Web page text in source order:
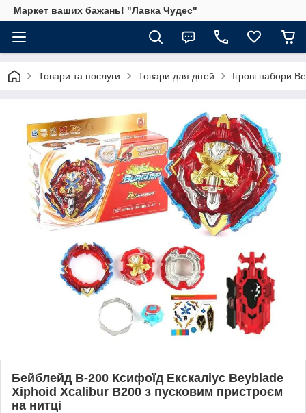
Маркет ваших бажань! "Лавка Чудес"
Товари та послуги Товари для дітей Ігрові набори
Бейблейд B-200 Ксифоїд Екскаліус Beyblade
Xiphoid Xcalibur B200 з пусковим пристроєм
на нитці